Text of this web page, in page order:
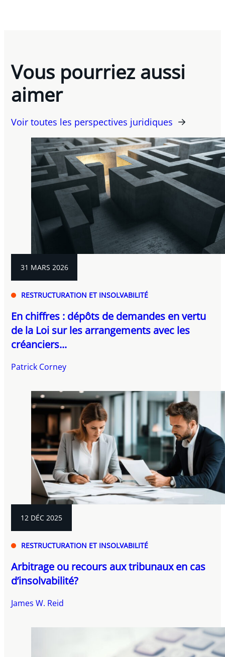
Vous pourriez aussi
aimer
Voir toutes les perspectives juridiques
31 MARS 2026
RESTRUCTURATION ET INSOLVABILITÉ
En chiffres : dépôts de demandes en vertu
de la Loi sur les arrangements avec les
créanciers...
Patrick Corney
12 DÉC 2025
RESTRUCTURATION ET INSOLVABILITÉ
Arbitrage ou recours aux tribunaux en cas
d’insolvabilité?
James W. Reid